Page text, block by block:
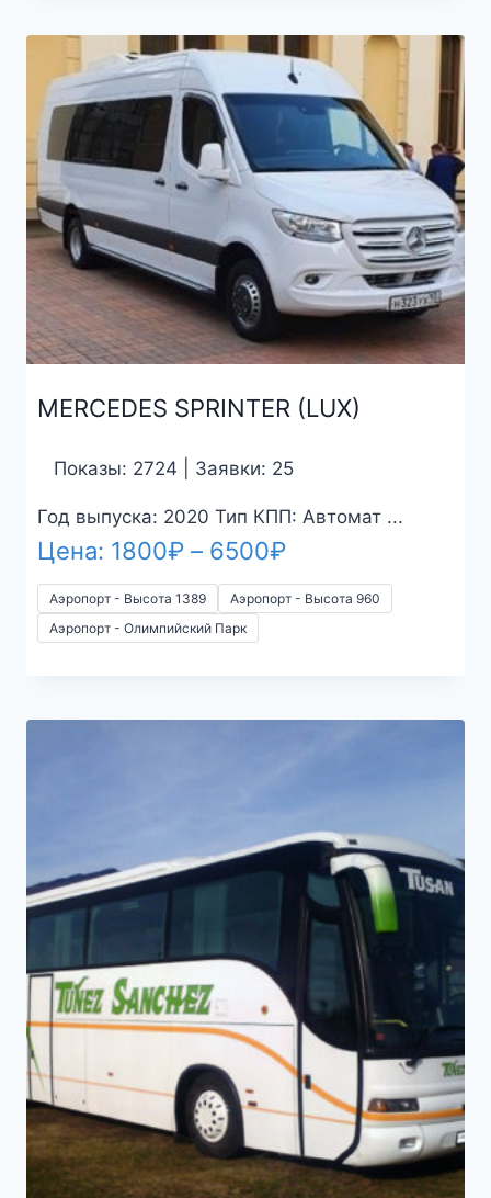
MERCEDES SPRINTER (LUX)
Показы: 2724 | Заявки: 25
Год выпуска: 2020 Тип КПП: Автомат ...
Цена: 1800₽ – 6500₽Диапазон
цен:
Аэропорт - Высота 1389
Аэропорт - Высота 960
Аэропорт - Олимпийский Парк